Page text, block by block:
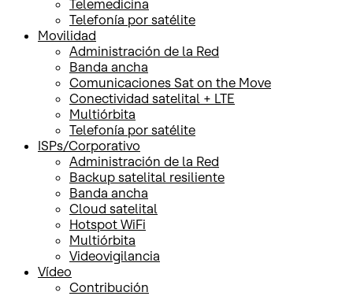
Telemedicina
Telefonía por satélite
Movilidad
Administración de la Red
Banda ancha
Comunicaciones Sat on the Move
Conectividad satelital + LTE
Multiórbita
Telefonía por satélite
ISPs/Corporativo
Administración de la Red
Backup satelital resiliente
Banda ancha
Cloud satelital
Hotspot WiFi
Multiórbita
Videovigilancia
Vídeo
Contribución